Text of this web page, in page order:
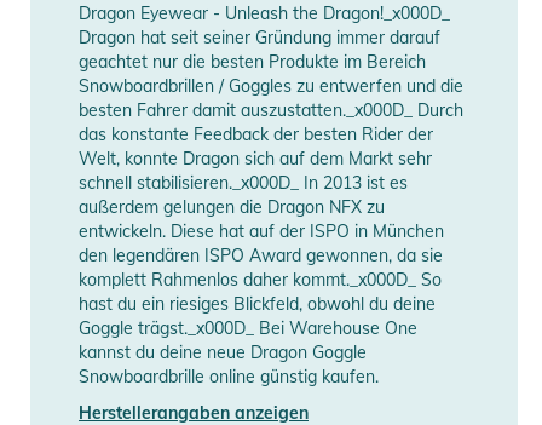
Mikrofleece-Futter
- Silikonbandrückseite
- Helmkompatibel
- Mittlere Passform
- Glas  Lumalens Gold Ionized (13 % VLT für helle/sonnige
Bedingungen)
- Bonusglas  Lumalens Amber (53 % VLT für schwaches
Licht/bewölkte Bedingungen)
Produktinformationen und
Sicherheitshinweise
Gebrauchsanweisungen, Sicherheitshinweise und Warnungen
finden Sie direkt am Produkt.
Manufacturer
Information
Herstellerangaben
anzeigen
Dragon Eyewear - Unleash the Dragon!_x000D_
Dragon hat seit seiner Gründung immer darauf
geachtet nur die besten Produkte im Bereich
Snowboardbrillen / Goggles zu entwerfen und die
besten Fahrer damit auszustatten._x000D_ Durch
das konstante Feedback der besten Rider der
Welt, konnte Dragon sich auf dem Markt sehr
schnell stabilisieren._x000D_ In 2013 ist es
außerdem gelungen die Dragon NFX zu
entwickeln. Diese hat auf der ISPO in München
den legendären ISPO Award gewonnen, da sie
komplett Rahmenlos daher kommt._x000D_ So
hast du ein riesiges Blickfeld, obwohl du deine
Goggle trägst._x000D_ Bei Warehouse One
kannst du deine neue Dragon Goggle
Snowboardbrille online günstig kaufen.
Herstellerangaben anzeigen